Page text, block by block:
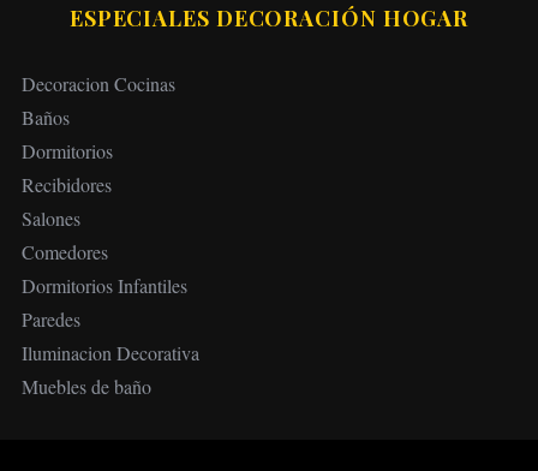
ESPECIALES DECORACIÓN HOGAR
Decoracion Cocinas
Baños
Dormitorios
Recibidores
Salones
Comedores
Dormitorios Infantiles
Paredes
Iluminacion Decorativa
Muebles de baño